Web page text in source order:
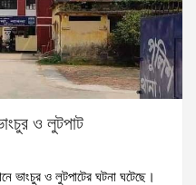
ও লুটপাট
ভাংচুর ও লুটপাটের ঘটনা ঘটেছে।